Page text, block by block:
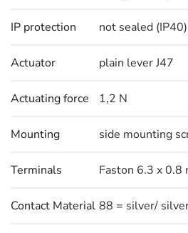
IP protection not sealed (IP40)
Actuator plain lever J47
Actuating force 1,2 N
Mounting side mounting
Terminals Faston 6.3 x 0.8
Contact Material 88 = silver/